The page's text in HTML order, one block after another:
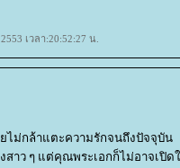
เวลา:20:52:27 น.
ไม่กล้าแตะความรักจนถึงปัจจุบัน
าว ๆ แต่คุณพระเอกก็ไม่อาจเปิด